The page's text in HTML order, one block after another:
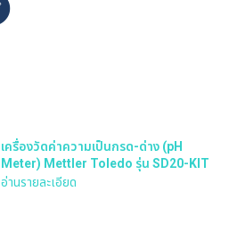
เครื่องวัดค่าความเป็นกรด-ด่าง (pH
Meter) Mettler Toledo รุ่น SD20-KIT
อ่านรายละเอียด